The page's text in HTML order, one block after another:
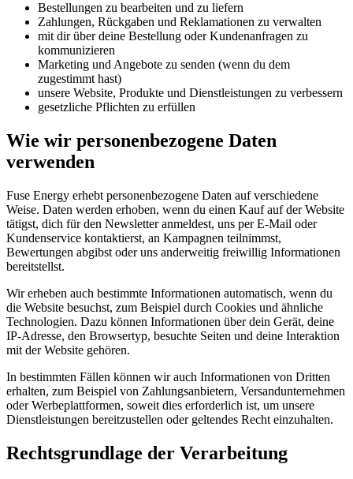
Bestellungen zu bearbeiten und zu liefern
Zahlungen, Rückgaben und Reklamationen zu verwalten
mit dir über deine Bestellung oder Kundenanfragen zu
kommunizieren
Marketing und Angebote zu senden (wenn du dem
zugestimmt hast)
unsere Website, Produkte und Dienstleistungen zu verbessern
gesetzliche Pflichten zu erfüllen
Wie wir personenbezogene Daten
verwenden
Fuse Energy erhebt personenbezogene Daten auf verschiedene
Weise. Daten werden erhoben, wenn du einen Kauf auf der Website
tätigst, dich für den Newsletter anmeldest, uns per E-Mail oder
Kundenservice kontaktierst, an Kampagnen teilnimmst,
Bewertungen abgibst oder uns anderweitig freiwillig Informationen
bereitstellst.
Wir erheben auch bestimmte Informationen automatisch, wenn du
die Website besuchst, zum Beispiel durch Cookies und ähnliche
Technologien. Dazu können Informationen über dein Gerät, deine
IP-Adresse, den Browsertyp, besuchte Seiten und deine Interaktion
mit der Website gehören.
In bestimmten Fällen können wir auch Informationen von Dritten
erhalten, zum Beispiel von Zahlungsanbietern, Versandunternehmen
oder Werbeplattformen, soweit dies erforderlich ist, um unsere
Dienstleistungen bereitzustellen oder geltendes Recht einzuhalten.
Rechtsgrundlage der Verarbeitung